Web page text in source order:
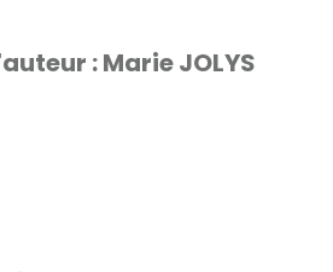
:Marie JOLYS